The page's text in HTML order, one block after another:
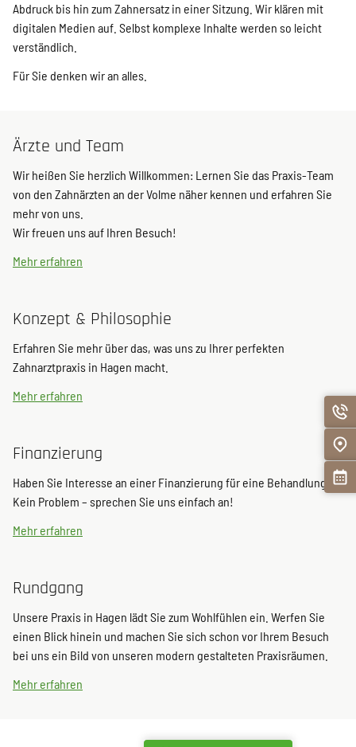
Abdruck bis hin zum Zahnersatz in einer Sitzung. Wir klären mit
digitalen Medien auf. Selbst komplexe Inhalte werden so leicht
verständlich.
Für Sie denken wir an alles.
Ärzte und Team
Wir heißen Sie herzlich Willkommen: Lernen Sie das Praxis-Team
von den Zahnärzten an der Volme näher kennen und erfahren Sie
mehr von uns.
Wir freuen uns auf Ihren Besuch!
Mehr erfahren
Konzept & Philosophie
Erfahren Sie mehr über das, was uns zu Ihrer perfekten
Zahnarztpraxis in Hagen macht.
Mehr erfahren
Finanzierung
Haben Sie Interesse an einer Finanzierung für eine Behandlung?
Kein Problem – sprechen Sie uns einfach an!
Mehr erfahren
Rundgang
Unsere Praxis in Hagen lädt Sie zum Wohlfühlen ein. Werfen Sie
einen Blick hinein und machen Sie sich schon vor Ihrem Besuch
bei uns ein Bild von unseren modern gestalteten Praxisräumen.
Mehr erfahren